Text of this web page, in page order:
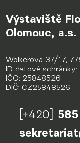
Výstaviště
Olomouc, a.s.
Wolkerova 37/17,
ID datové schránky:
IČO: 25848526
DIČ: CZ25848526
[+420]
585